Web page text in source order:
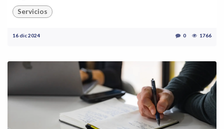
Servicios
16 dic 2024 0 1766